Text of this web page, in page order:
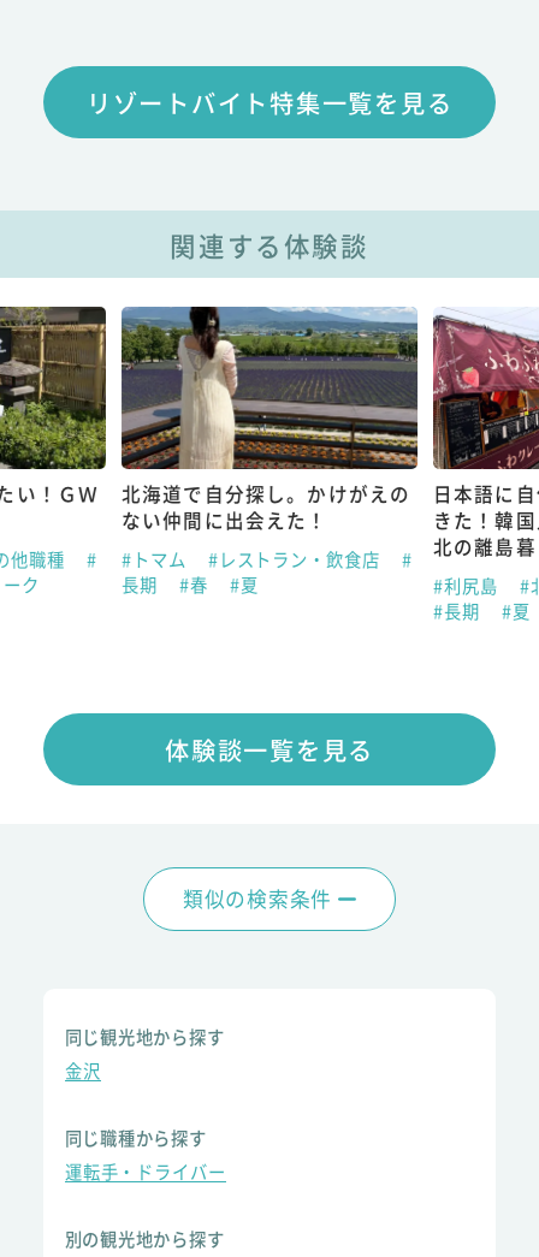
リゾートバイト特集一覧を見る
関連する体験談
い！ＧＷ
他職種
#
ク
北海道で自分探し。かけがえの
ない仲間に出会えた！
#トマム #レストラン・飲食店
#
長期
#春 #夏
日本語に
きた！韓
北の離島
#利尻島
#
#長期
#夏
体験談一覧を見る
類似の検索条件
同じ観光地から探す
金沢
同じ職種から探す
運転手・ドライバー
別の観光地から探す